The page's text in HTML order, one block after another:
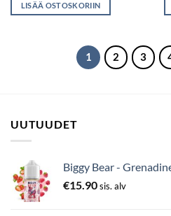
LISÄÄ OSTOSKORIIN
1 2 3
UUTUUDET
Biggy Bear -
€15.90sis. alv